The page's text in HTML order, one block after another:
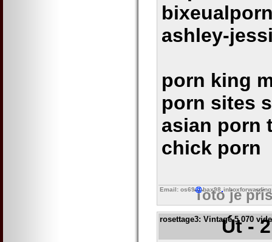
ashley-
porn king
porn sites
asian porn
chick porn
Email: os69 bax98 inboxforwarding
Toto je
rosettage3: Vintage 5 070
Út -